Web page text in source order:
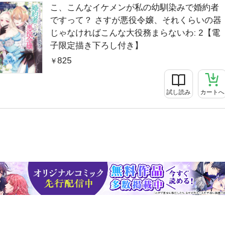
こ、こんなイケメンが私の幼馴染みで婚約者
ですって？ さすが悪役令嬢、それくらいの器
じゃなければこんな大役務まらないわ: 2【電
子限定描き下ろし付き】
825
試し読み カートへ